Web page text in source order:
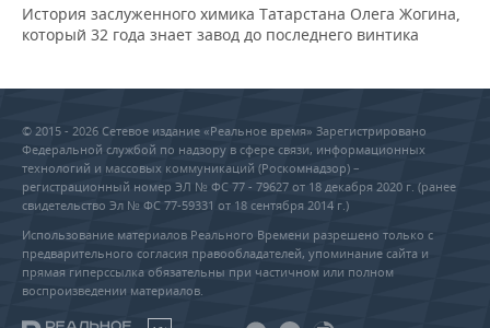
История заслуженного химика Татарстана Олега Жогина,
который 32 года знает завод до последнего винтика
© 2015 - 2026 Сетевое издание «Реальное время» Зарегистрировано
Федеральной службой по надзору в сфере связи, информационных
технологий и массовых коммуникаций (Роскомнадзор) –
регистрационный номер ЭЛ № ФС 77 - 79627 от 18 декабря 2020 г. (ранее
свидетельство Эл № ФС 77-59331 от 18 сентября 2014 г.)
Использование материалов Реального Времени разрешено только с
предварительного согласия правообладателей, упоминание сайта и
прямая гиперссылка обязательны при частичном или полном
воспроизведении материалов.